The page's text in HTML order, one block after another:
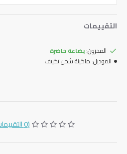
التقييمات
المخزون:بضاعة حاضرة
الموديل: ماكينة شحن تكييف
(0 التقييمات)